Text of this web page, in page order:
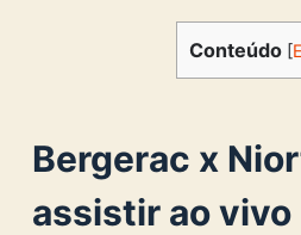
Conteúdo [
Bergerac x
assistir ao vivo